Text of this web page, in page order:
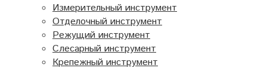
Измерительный инструмент
Отделочный инструмент
Режущий инструмент
Слесарный инструмент
Крепежный инструмент